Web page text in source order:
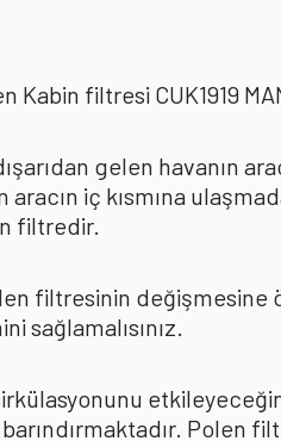
Kabin filtresi CUK1919
gelen havanın
iç kısmına
filtredir.
filtresinin
sağlamalısınız.
Polen